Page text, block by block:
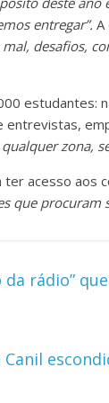
entregar”. A
desafios,
estudantes:
entrevistas,
zona,
acesso aos
que procuram
rádio”
Canil